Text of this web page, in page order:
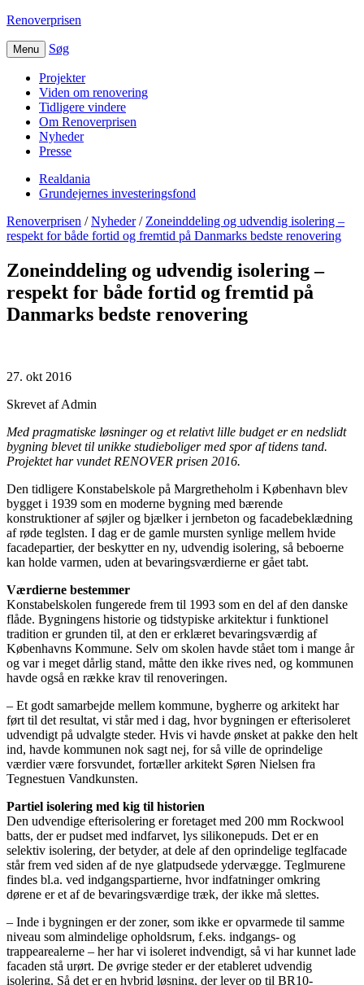
Renoverprisen
Menu Søg
Projekter
Viden om renovering
Tidligere vindere
Om Renoverprisen
Nyheder
Presse
Realdania
Grundejernes investeringsfond
Renoverprisen /Nyheder/ Zoneinddeling og udvendig isolering –
respekt for både fortid og fremtid på Danmarks bedste renovering
Zoneinddeling og udvendig isolering –
respekt for både fortid og fremtid på
Danmarks bedste renovering
27. okt 2016
Skrevet af Admin
Med pragmatiske løsninger og et relativt lille budget er en nedslidt
bygning blevet til unikke studieboliger med spor af tidens tand.
Projektet har vundet RENOVER prisen 2016.
Den tidligere Konstabelskole på Margretheholm i København blev
bygget i 1939 som en moderne bygning med bærende
konstruktioner af søjler og bjælker i jernbeton og facadebeklædning
af røde teglsten. I dag er de gamle mursten synlige mellem hvide
facadepartier, der beskytter en ny, udvendig isolering, så beboerne
kan holde varmen, uden at bevaringsværdierne er gået tabt.
Værdierne bestemmer
Konstabelskolen fungerede frem til 1993 som en del af den danske
flåde. Bygningens historie og tidstypiske arkitektur i funktionel
tradition er grunden til, at den er erklæret bevaringsværdig af
Københavns Kommune. Selv om skolen havde stået tom i mange år
og var i meget dårlig stand, måtte den ikke rives ned, og kommunen
havde også en række krav til renoveringen.
– Et godt samarbejde mellem kommune, bygherre og arkitekt har
ført til det resultat, vi står med i dag, hvor bygningen er efterisoleret
udvendigt på udvalgte steder. Hvis vi havde ønsket at pakke den helt
ind, havde kommunen nok sagt nej, for så ville de oprindelige
værdier være forsvundet, fortæller arkitekt Søren Nielsen fra
Tegnestuen Vandkunsten.
Partiel isolering med kig til historien
Den udvendige efterisolering er foretaget med 200 mm Rockwool
batts, der er pudset med indfarvet, lys silikonepuds. Det er en
selektiv isolering, der betyder, at dele af den oprindelige teglfacade
står frem ved siden af de nye glatpudsede ydervægge. Teglmurene
findes bl.a. ved indgangspartierne, hvor indfatninger omkring
dørene er et af de bevaringsværdige træk, der ikke må slettes.
– Inde i bygningen er der zoner, som ikke er opvarmede til samme
niveau som almindelige opholdsrum, f.eks. indgangs- og
trappearealerne – her har vi isoleret indvendigt, så vi har kunnet lade
facaden stå urørt. De øvrige steder er der etableret udvendig
isolering. Så det er en hybrid løsning, der lever op til BR10-